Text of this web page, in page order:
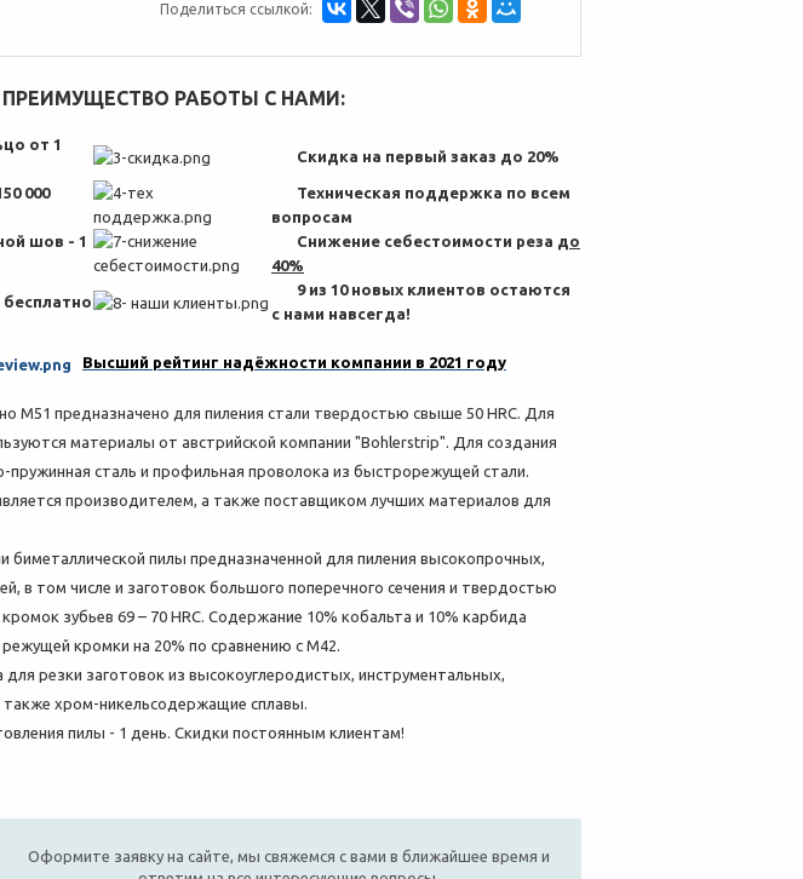
Поделиться ссылкой:
РАБОТЫ С НАМИ:
от 1
Скидка на первый заказ до 20%
000
Техническая поддержка по всем
вопросам
шов - 1
Снижение себестоимости реза до
40%
9 из 10 новых клиентов остаются
с нами навсегда!
Высший рейтинг надёжности компании в 2021 году
M51 предназначено для пиления стали твердостью свыше 50 HRC. Для
материалы от австрийской компании "Bohlerstrip". Для создания
пружинная сталь и профильная проволока из быстрорежущей стали.
производителем, а также поставщиком лучших материалов для
биметаллической пилы предназначенной для пиления высокопрочных,
в том числе и заготовок большого поперечного сечения и твердостью
зубьев 69 – 70 HRC. Содержание 10% кобальта и 10% карбида
кромки на 20% по сравнению с M42.
резки заготовок из высокоуглеродистых, инструментальных,
хром-никельсодержащие сплавы.
пилы - 1 день. Скидки постоянным клиентам!
Оформите заявку на сайте, мы свяжемся с вами в ближайшее время и